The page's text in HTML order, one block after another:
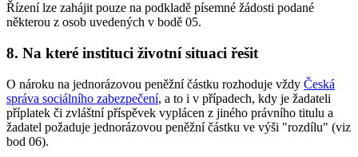
Řízení lze zahájit pouze na podkladě písemné žádosti podané
některou z osob uvedených v bodě 05.
8. Na které instituci životní situaci řešit
O nároku na jednorázovou peněžní částku rozhoduje vždy Česká
správa sociálního zabezpečení, a to i v případech, kdy je žadateli
příplatek či zvláštní příspěvek vyplácen z jiného právního titulu a
žadatel požaduje jednorázovou peněžní částku ve výši "rozdílu" (viz
bod 06).